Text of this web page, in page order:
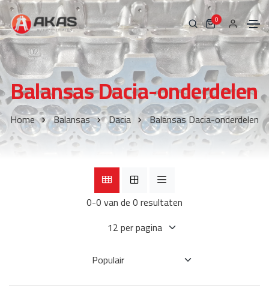
0
Balansas Dacia-onderdelen
Home Balansas Dacia Balansas Dacia-onderdelen
0-0 van de 0 resultaten